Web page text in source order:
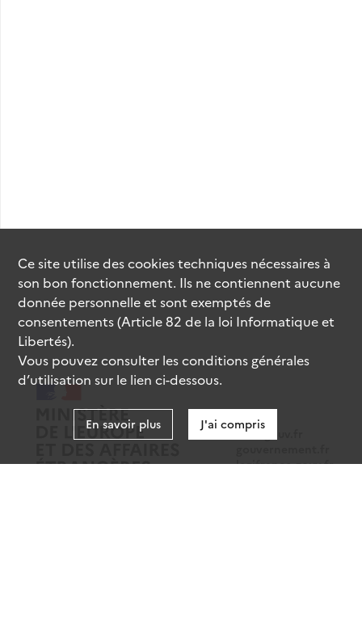
data.gouv.fr
legifrance.gouv.fr
Ce site utilise descookiestechniques nécessaires à
son bon fonctionnement. Ils ne contiennent aucune
donnée personnelle et sont exemptés de
consentements (Article 82 de la loi Informatique et
Libertés).
Vous pouvez consulter les conditions générales
d’utilisation sur le lien ci-dessous.
En savoir plus J'ai compris